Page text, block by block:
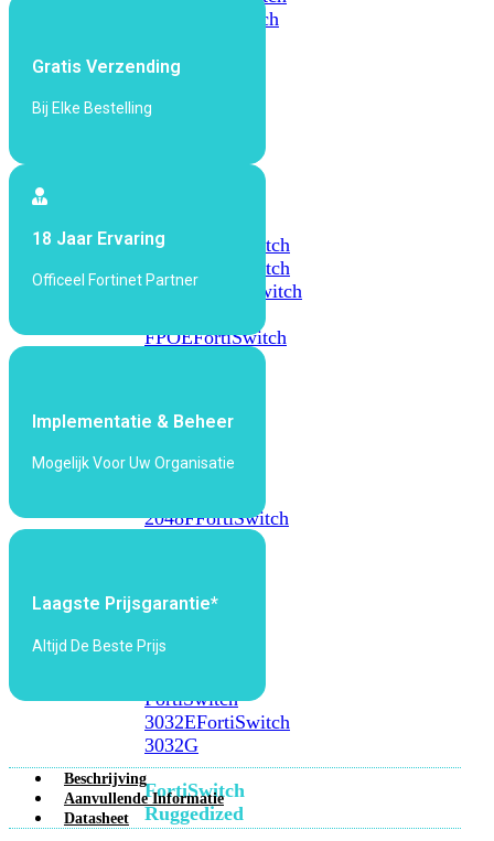
FortiSwitch
FPOE
1024E
FortiSwitch
1048E
FortiSwitch
T1024E
FortiSwitch
FPOEFortiSwitch
2000
Series
2048FFortiSwitch
FortiSwitch
Series
FortiSwitch
3032EFortiSwitch
3032G
FortiSwitch
Ruggedized
Gratis Verzending
Bij Elke Bestelling
18 Jaar Ervaring
Officeel Fortinet Partner
Implementatie & Beheer
Mogelijk Voor Uw Organisatie
Laagste Prijsgarantie*
Altijd De Beste Prijs
Beschrijving
Aanvullende Informatie
Datasheet